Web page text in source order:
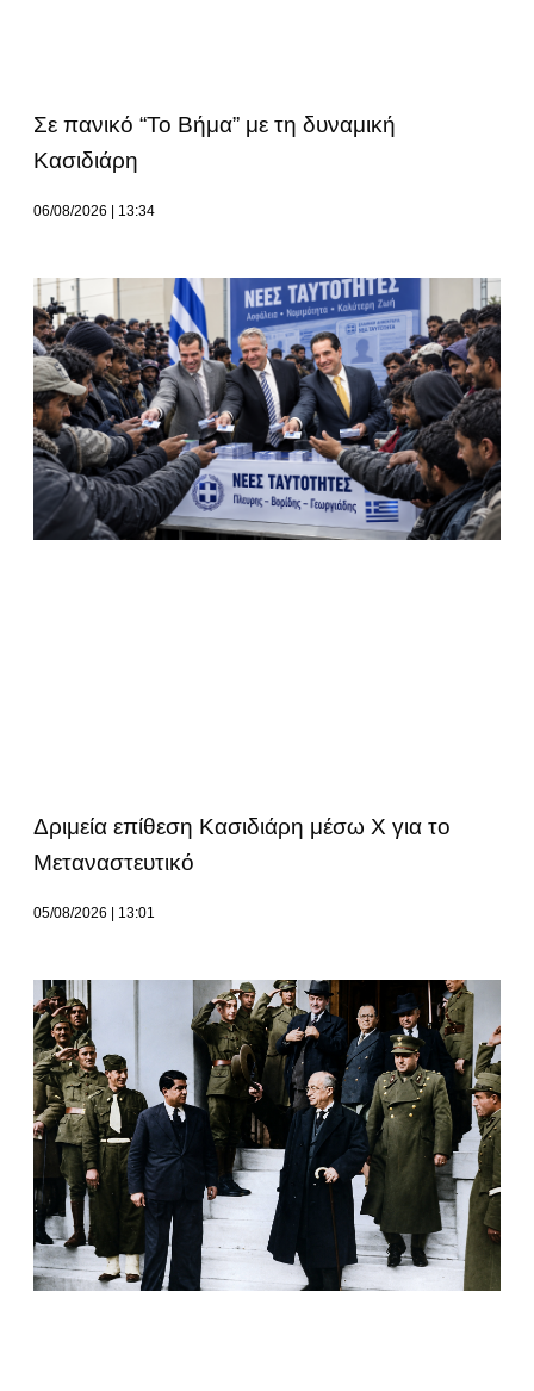
Σε πανικό “Το Βήμα” με τη δυναμική
Κασιδιάρη
06/08/2026 13:34
Δριμεία επίθεση Κασιδιάρη μέσω Χ για το
Μεταναστευτικό
05/08/2026 13:01